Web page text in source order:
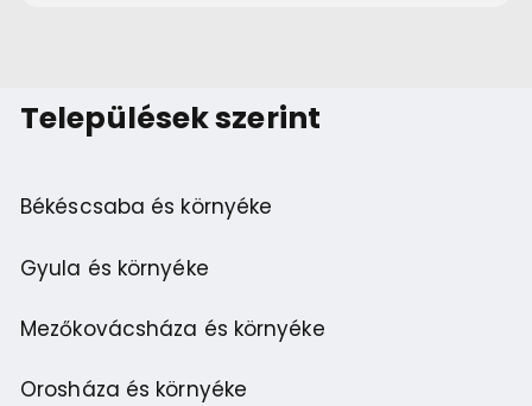
Települések szerint
Békéscsaba és környéke
Gyula és környéke
Mezőkovácsháza és környéke
Orosháza és környéke